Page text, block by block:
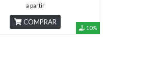
a partir
COMPRAR
10%